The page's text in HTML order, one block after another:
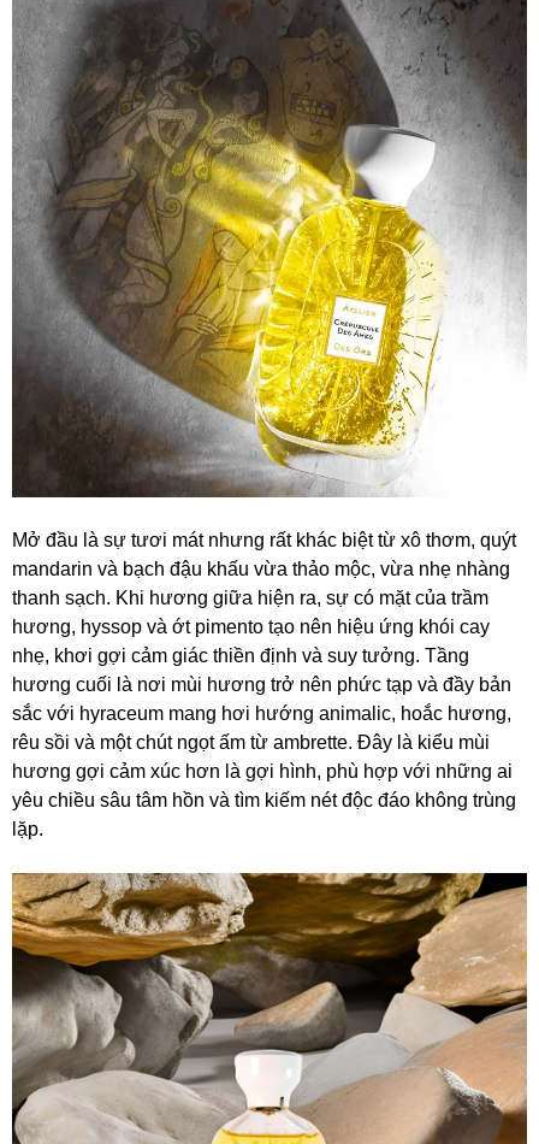
Mở đầu là sự tươi mát nhưng rất khác biệt từ xô thơm, quýt
mandarin và bạch đậu khấu vừa thảo mộc, vừa nhẹ nhàng
thanh sạch. Khi hương giữa hiện ra, sự có mặt của trầm
hương, hyssop và ớt pimento tạo nên hiệu ứng khói cay
nhẹ, khơi gợi cảm giác thiền định và suy tưởng. Tầng
hương cuối là nơi mùi hương trở nên phức tạp và đầy bản
sắc với hyraceum mang hơi hướng animalic, hoắc hương,
rêu sồi và một chút ngọt ấm từ ambrette. Đây là kiểu mùi
hương gợi cảm xúc hơn là gợi hình, phù hợp với những ai
yêu chiều sâu tâm hồn và tìm kiếm nét độc đáo không trùng
lặp.